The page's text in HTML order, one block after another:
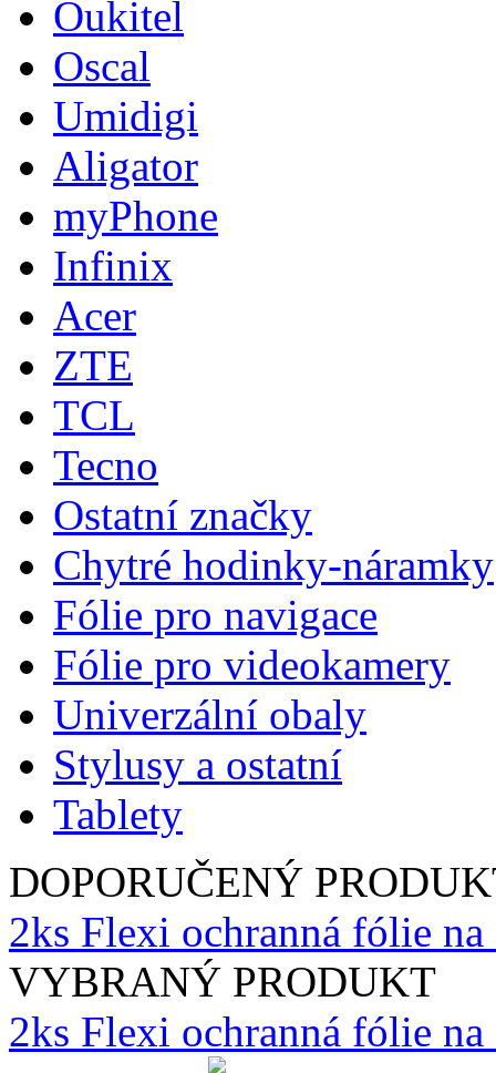
Oukitel
Oscal
Umidigi
Aligator
myPhone
Infinix
Acer
ZTE
TCL
Tecno
Ostatní značky
Chytré hodinky-náramky
Fólie pro navigace
Fólie pro videokamery
Univerzální obaly
Stylusy a ostatní
Tablety
DOPORUČENÝ
2ks Flexi ochranná fólie
VYBRANÝ PRODUKT
2ks Flexi ochranná fólie